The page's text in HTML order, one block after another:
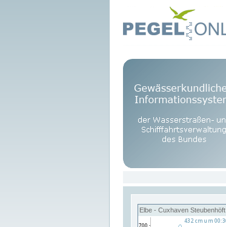
Elbe - Cuxhaven Steubenhöft